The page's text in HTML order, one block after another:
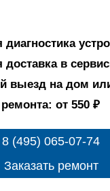
диагностика
доставка в
выезд на дом
от 550 ₽
8 (495) 065-07-74
Заказать ремонт